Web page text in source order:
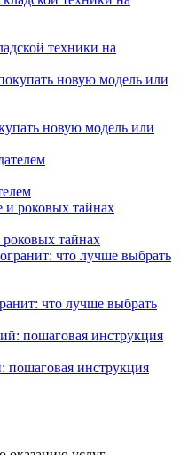
техники на
новую модель или
роковых тайнах
что лучше выбрать
пошаговая инструкция